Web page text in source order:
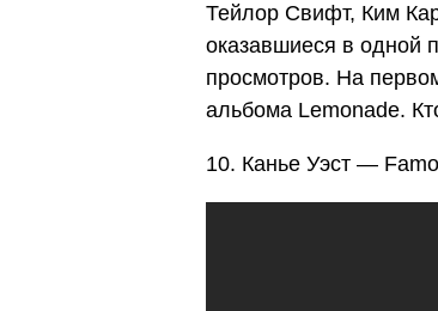
Тейлор Свифт, Ким
оказавшиеся в одной
просмотров. На
альбома Lemonade.
10. Канье Уэст —